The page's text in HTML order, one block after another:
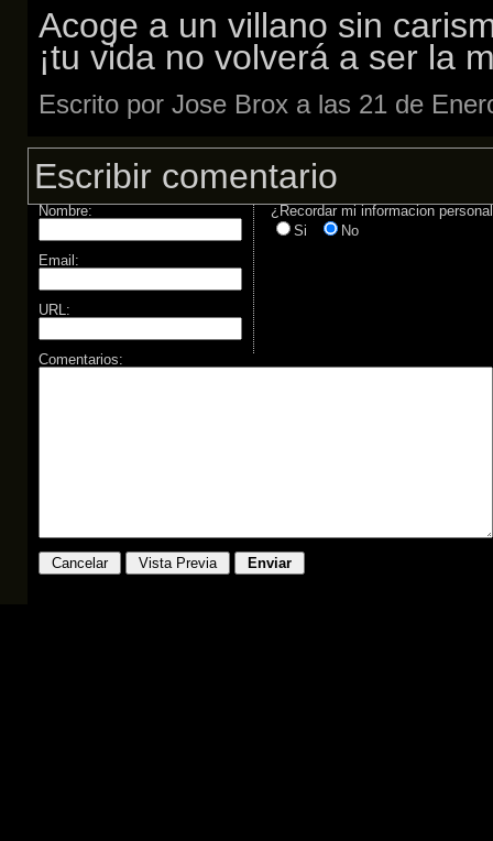
Acoge a un villano sin
¡tu vida no volverá a ser la
Escrito por Jose Brox a las 21 de
Escribir comentario
Nombre:
Email:
URL:
¿Recordar mi informacion
Si
No
Comentarios: